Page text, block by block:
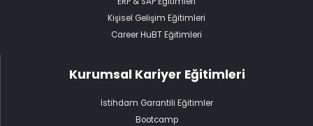
Kişisel Gelişim Eğitimleri
Career HuBT Eğitimleri
Kurumsal Kariyer Eğitimleri
İstihdam Garantili Eğitimler
Bootcamp